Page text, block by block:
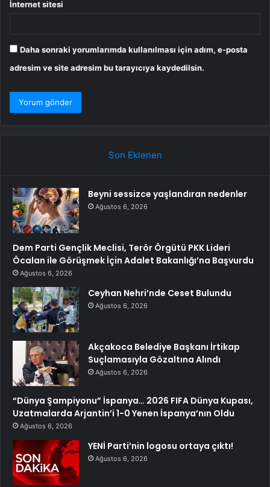
İnternet sitesi
Daha sonraki yorumlarımda kullanılması için adım, e-posta
adresim ve site adresim bu tarayıcıya kaydedilsin.
Son Eklenen
Beyni sessizce yaşlandıran nedenler
Ağustos 6, 2026
Dem Parti Gençlik Meclisi, Terör Örgütü PKK Lideri
Öcalan ile Görüşmek İçin Adalet Bakanlığı’na Başvurdu
Ağustos 6, 2026
Ceyhan Nehri’nde Ceset Bulundu
Ağustos 6, 2026
Akçakoca Belediye Başkanı İrtikap
Suçlamasıyla Gözaltına Alındı
Ağustos 6, 2026
“Dünya Şampiyonu” İspanya… 2026 FIFA Dünya Kupası,
Uzatmalarda Arjantin’i 1-0 Yenen İspanya’nın Oldu
Ağustos 6, 2026
YENİ Parti’nin logosu ortaya çıktı!
Ağustos 6, 2026